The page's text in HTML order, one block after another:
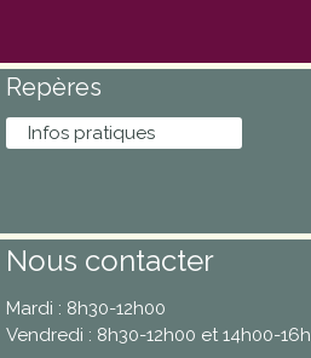
Repères
Infos pratiques
Nous contacter
Mardi : 8h30-12h00
Vendredi : 8h30-12h00 et 14h00-